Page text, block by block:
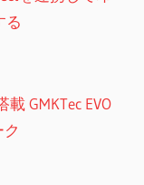
る
載 GMKTec EVO